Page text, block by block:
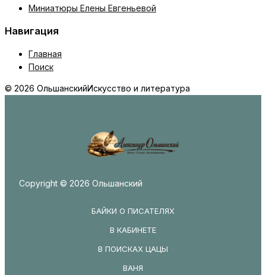
Миниатюры Елены Евгеньевой
Навигация
Главная
Поиск
© 2026 ОльшанскийИскусство и литература
Copyright © 2026 Ольшанский
БАЙКИ О ПИСАТЕЛЯХ
В КАБИНЕТЕ
В ПОИСКАХ ЦАЦЫ
ВАНЯ